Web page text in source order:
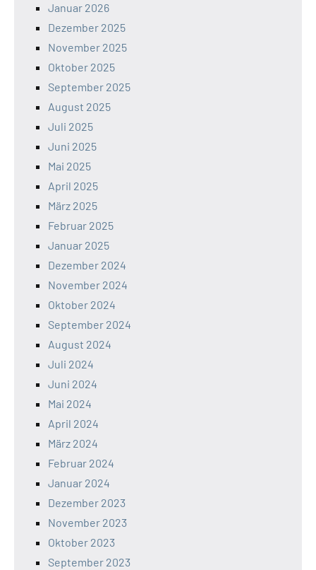
Januar 2026
Dezember 2025
November 2025
Oktober 2025
September 2025
August 2025
Juli 2025
Juni 2025
Mai 2025
April 2025
März 2025
Februar 2025
Januar 2025
Dezember 2024
November 2024
Oktober 2024
September 2024
August 2024
Juli 2024
Juni 2024
Mai 2024
April 2024
März 2024
Februar 2024
Januar 2024
Dezember 2023
November 2023
Oktober 2023
September 2023